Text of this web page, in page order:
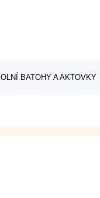
BATOHY A AKTOVKY